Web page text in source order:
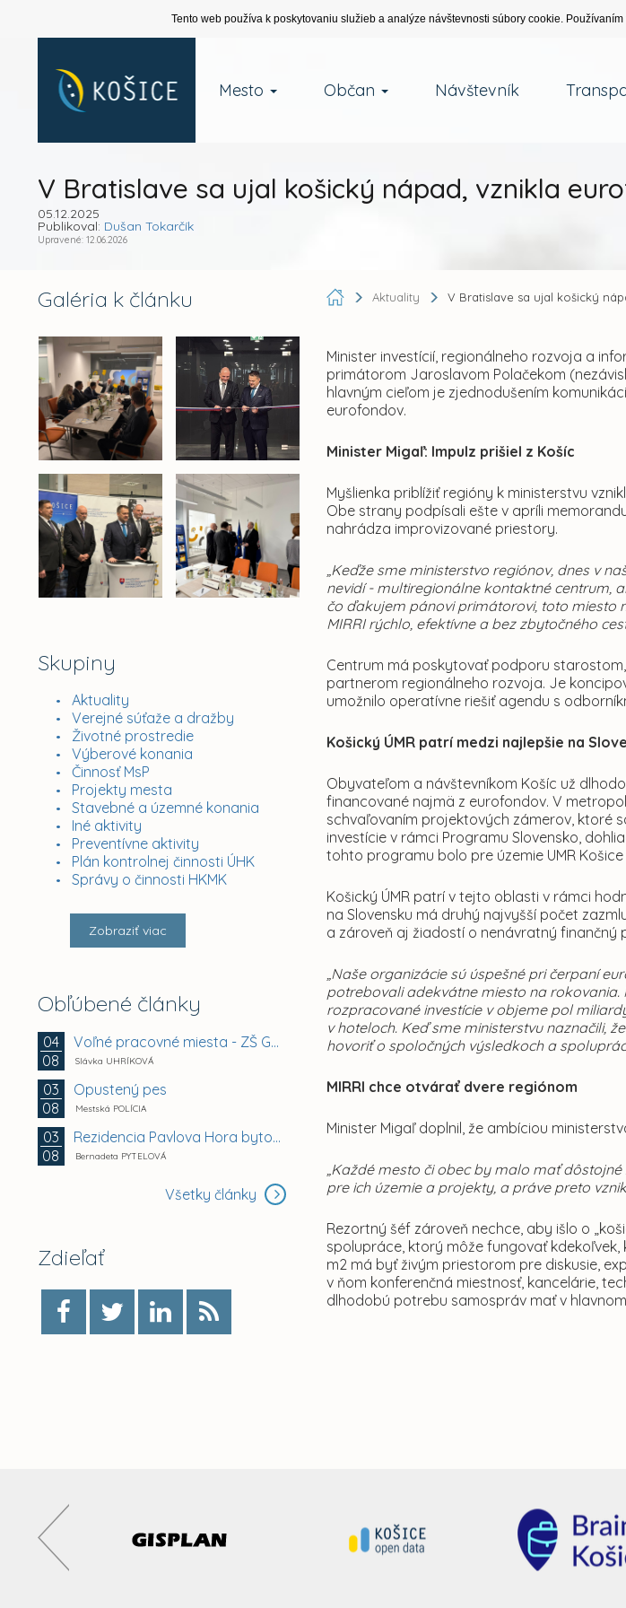
Tento web používa k poskytovaniu služieb a analýze návštevnosti súbory cookie.
Mesto Občan Návštevník
V Bratislave sa ujal košický nápad, vznikla
05.12.2025
Publikoval: Dušan Tokarčík
Upravené: 12.06.2026
Galéria k článku
Skupiny
Aktuality
Verejné súťaže a dražby
Životné prostredie
Výberové konania
Činnosť MsP
Projekty mesta
Stavebné a územné konania
Iné aktivity
Preventívne aktivity
Plán kontrolnej činnosti ÚHK
Správy o činnosti HKMK
Zobraziť viac
Obľúbené články
04
08
Voľné pracovné miesta - ZŠ Gemerská 2, Košice -...
Slávka UHRÍKOVÁ
03
08
Opustený pes
Mestská POLÍCIA
03
08
Rezidencia Pavlova Hora bytový dom A + B +...
Bernadeta PYTELOVÁ
Všetky články
Zdieľať
Aktuality V Bratislave sa ujal košický
Minister investícií, regionálneho rozvoja a
primátorom Jaroslavom Polačekom
hlavným cieľom je zjednodušením
eurofondov.
Minister Migaľ: Impulz prišiel z Košíc
Myšlienka priblížiť regióny k ministerstvu
Obe strany podpísali ešte v apríli
nahrádza improvizované priestory.
„Keďže sme ministerstvo regiónov, dnes v
nevidí - multiregionálne kontaktné centrum,
čo ďakujem pánovi primátorovi, toto miesto
MIRRI rýchlo, efektívne a bez zbytočného
Centrum má poskytovať podporu
partnerom regionálneho rozvoja. Je
umožnilo operatívne riešiť agendu s
Košický ÚMR patrí medzi najlepšie na
Obyvateľom a návštevníkom Košíc už
financované najmä z eurofondov. V
schvaľovaním projektových zámerov, ktoré
investície v rámci Programu Slovensko,
tohto programu bolo pre územie UMR
Košický ÚMR patrí v tejto oblasti v rámci
na Slovensku má druhý najvyšší počet
a zároveň aj žiadostí o nenávratný finančný
„Naše organizácie sú úspešné pri čerpaní
potrebovali adekvátne miesto na
rozpracované investície v objeme pol
v hoteloch. Keď sme ministerstvu naznačili,
hovoriť o spoločných výsledkoch a
MIRRI chce otvárať dvere regiónom
Minister Migaľ doplnil, že ambíciou
„Každé mesto či obec by malo mať
pre ich územie a projekty, a práve preto
Rezortný šéf zároveň nechce, aby išlo o
spolupráce, ktorý môže fungovať
m2 má byť živým priestorom pre diskusie,
v ňom konferenčná miestnosť, kancelárie,
dlhodobú potrebu samospráv mať v